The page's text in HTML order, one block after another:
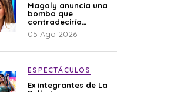
Magaly anuncia una
bomba que
contradeciría
comunicado de La
Bella Luz: “Hay un
05 Ago 2026
ESPECTÁCULOS
Ex integrantes de La